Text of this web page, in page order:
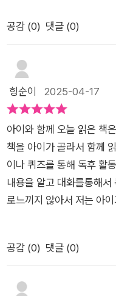
을 수 있었어요. 초등학생
의 모습을 보여주고 있어
아이의 감정을 세밀하게
아빠 새로운 형제 친동생
등을 풀어나가는지 볼 수
근차근 풀어나갈 수 있게
와 가족 모두의 앞날을 응
공감 (0) 댓글 (0)
힝순이 2025-04-17
아이와 함께 오늘 읽은 책
책을 아이가 골라서 함께
이나 퀴즈를 통해 독후 활
내용을 알고 대화를통해
로느끼지 않아서 저는 아
가 들려주었어요~아빠와
아저씨인 새아빠를 맞이
마음도 들고 그런 아이들
공감 (0) 댓글 (0)